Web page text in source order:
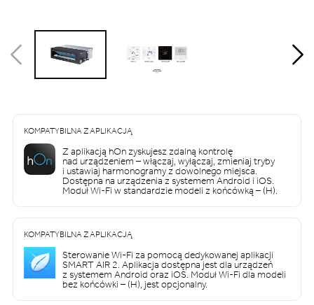
KOMPATYBILNA Z APLIKACJĄ
Z aplikacją hOn zyskujesz zdalną kontrolę
nad urządzeniem – włączaj, wyłączaj, zmieniaj tryby
i ustawiaj harmonogramy z dowolnego miejsca.
Dostępna na urządzenia z systemem Android i iOS.
Moduł Wi-Fi w standardzie modeli z końcówką – (H).
KOMPATYBILNA Z APLIKACJĄ
Sterowanie Wi-Fi za pomocą dedykowanej aplikacji
SMART AIR 2. Aplikacja dostępna jest dla urządzeń
z systemem Android oraz iOS. Moduł Wi-Fi dla modeli
bez końcówki – (H), jest opcjonalny.